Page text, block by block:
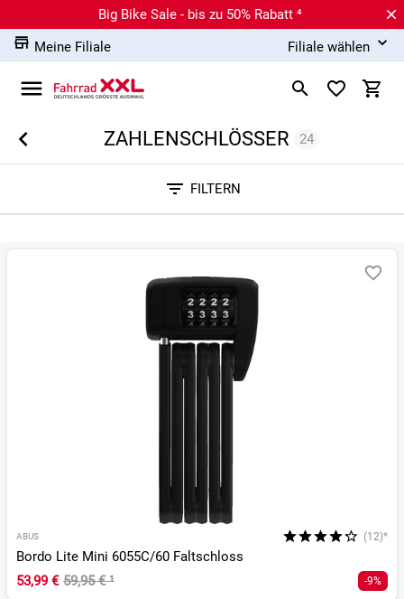
Big Bike Sale - bis zu 50% Rabatt ⁴
Meine Filiale
Filiale wählen
ZAHLENSCHLÖSSER 24
FILTERN
ABUS (12)*
Bordo Lite Mini 6055C/60 Faltschloss
53,99 € 59,95 €¹ -9%